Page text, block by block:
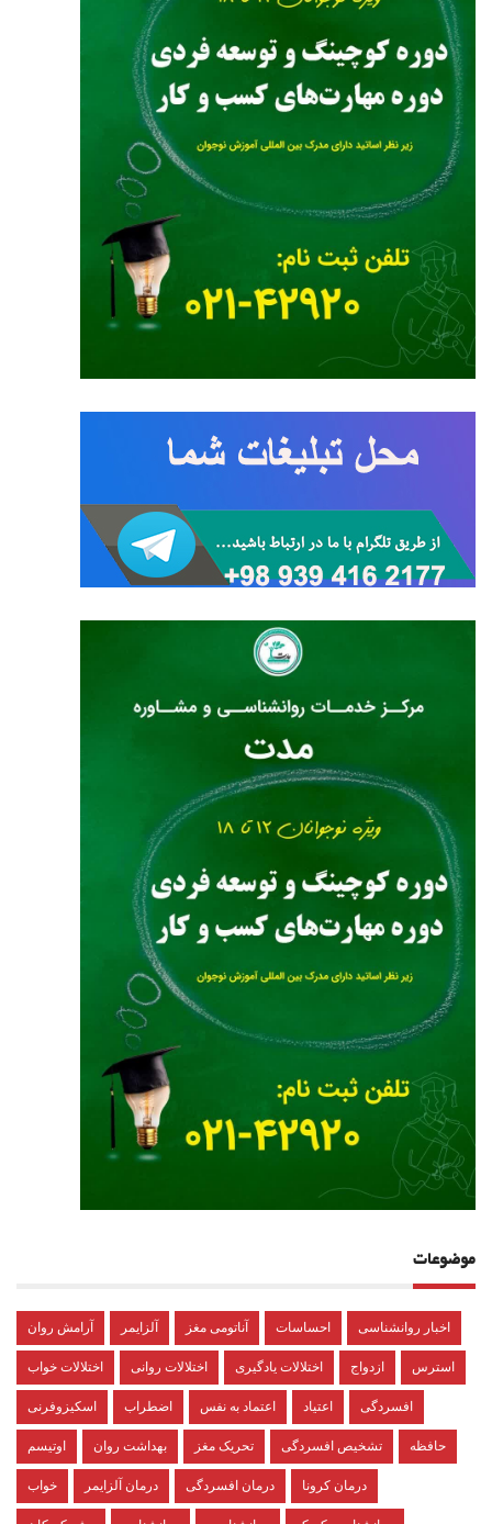
موضوعات
آرامش روان آلزایمر آناتومی مغز احساسات اخبار روانشناسی
اختلالات خواب اختلالات روانی اختلالات یادگیری ازدواج استرس
اسکیزوفرنی اضطراب اعتماد به نفس اعتیاد افسردگی
اوتیسم بهداشت روان تحریک مغز تشخیص افسردگی حافظه
خواب درمان آلزایمر درمان افسردگی درمان کرونا